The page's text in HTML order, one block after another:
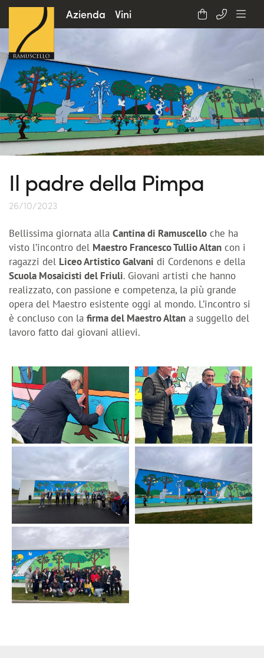
Azienda Vini
Il padre della Pimpa
26/10/2023
Bellissima giornata alla Cantina di Ramuscello che ha
visto l’incontro del Maestro Francesco Tullio Altan con i
ragazzi del Liceo Artistico Galvani di Cordenons e della
Scuola Mosaicisti del Friuli. Giovani artisti che hanno
realizzato, con passione e competenza, la più grande
opera del Maestro esistente oggi al mondo. L’incontro si
è concluso con la firma del Maestro Altan a suggello del
lavoro fatto dai giovani allievi.